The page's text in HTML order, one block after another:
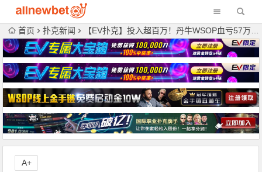
首页 扑克新闻 【EV扑克】投入超百万！丹牛WSOP血亏57万，战队幻想联赛却断层第一
A+